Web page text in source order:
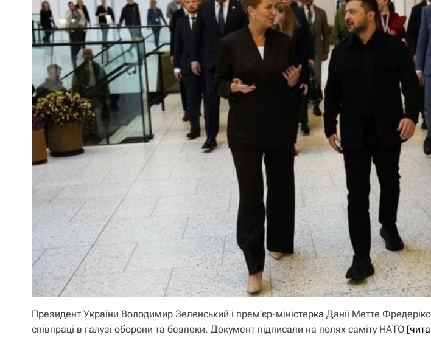
Президент України Володимир Зеленський і прем’єр-міністерка Данії Метте
співпраці в галузі оборони та безпеки. Документ підписали на полях саміту НАТО